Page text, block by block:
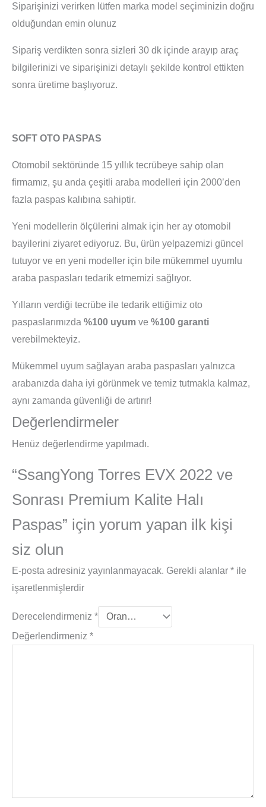
Siparişinizi verirken lütfen marka model seçiminizin doğru
olduğundan emin olunuz
Sipariş verdikten sonra sizleri 30 dk içinde arayıp araç
bilgilerinizi ve siparişinizi detaylı şekilde kontrol ettikten
sonra üretime başlıyoruz.
SOFT OTO PASPAS
Otomobil sektöründe 15 yıllık tecrübeye sahip olan
firmamız, şu anda çeşitli araba modelleri için 2000’den
fazla paspas kalıbına sahiptir.
Yeni modellerin ölçülerini almak için her ay otomobil
bayilerini ziyaret ediyoruz. Bu, ürün yelpazemizi güncel
tutuyor ve en yeni modeller için bile mükemmel uyumlu
araba paspasları tedarik etmemizi sağlıyor.
Yılların verdiği tecrübe ile tedarik ettiğimiz oto
paspaslarımızda %100 uyum ve %100 garanti
verebilmekteyiz.
Mükemmel uyum sağlayan araba paspasları yalnızca
arabanızda daha iyi görünmek ve temiz tutmakla kalmaz,
aynı zamanda güvenliği de artırır!
Değerlendirmeler
Henüz değerlendirme yapılmadı.
“SsangYong Torres EVX 2022 ve
Sonrası Premium Kalite Halı
Paspas” için yorum yapan ilk kişi
siz olun
E-posta adresiniz yayınlanmayacak. Gerekli alanlar * ile
işaretlenmişlerdir
Derecelendirmeniz *
Değerlendirmeniz *